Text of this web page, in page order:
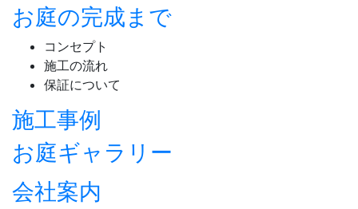
お庭の完成まで
コンセプト
施工の流れ
保証について
施工事例
お庭ギャラリー
会社案内